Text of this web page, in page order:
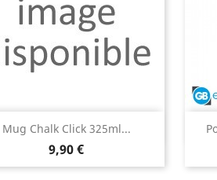
Mug Chalk Click 325ml...
Prix
9,90 €
Aperçu rapide